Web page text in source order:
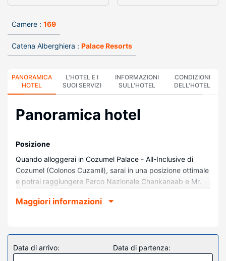
Camere : 169
Catena Alberghiera : Palace Resorts
PANORAMICA
HOTEL
L'HOTEL E I
SUOI SERVIZI
INFORMAZIONI
SULL'HOTEL
CONDIZIONI
DELL'HOTEL
Panoramica hotel
Posizione
Quando alloggerai in Cozumel Palace - All-Inclusive di
Cozumel (Colonos Cuzamil), sarai in una posizione ottimale
e potrai raggiungere Parco Nazionale Chankanaab e Mr.
Questa struttura all-inclusive dista 12,9 km da Spiaggia del
Regalati un soggiorno indimenticabile in una delle 169
camere della struttura, complete di vasche idromassaggio
Maggiori informazioni
Data di arrivo: Data di partenza: